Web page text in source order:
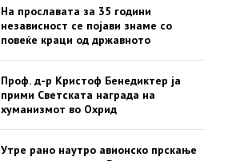
На прославата за 35 години
независност се појави знаме со
повеќе краци од државното
Проф. д-р Кристоф Бенедиктер ја
прими Светската награда на
хуманизмот во Охрид
Утре рано наутро авионско прскање